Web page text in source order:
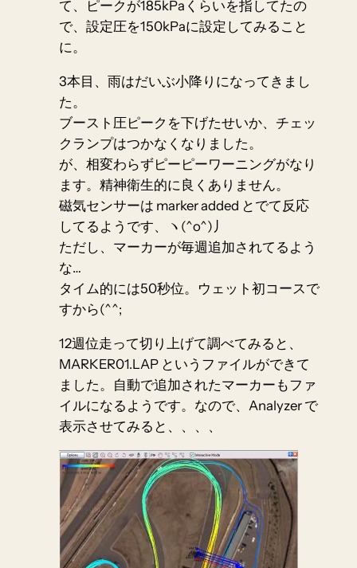
て、ピークが185kPaくらいを指してたの
で、設定圧を150kPaに設定してみること
に。
3本目、雨はだいぶ小降りになってきまし
た。
ブースト圧ピークを下げたせいか、チェッ
クランプはつかなくなりました。
が、相変わらずピーピーワーニングがなり
ます。精神衛生的に良くありません。
磁気センサーは marker added とでて反応
してるようです、ヽ(^o^)丿
ただし、マーカーが毎週追加されてるよう
な…
タイム的には50秒位。ウェット初コースで
すから(^^;
12週位走って切り上げて調べてみると、
MARKER01.LAP というファイルができて
ました。自動で追加されたマーカーもファ
イルになるようです。なので、Analyzer で
表示させてみると、、、、